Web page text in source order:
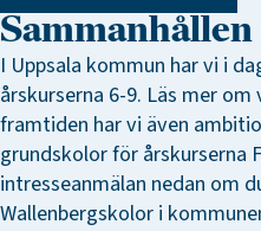
Sammanhållen
I Uppsala kommun har vi i
årskurserna 6-9. Läs mer
framtiden har vi även
grundskolor för årskurserna
intresseanmälan nedan om
Wallenbergskolor i